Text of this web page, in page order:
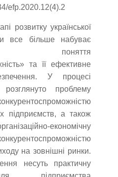
efp.2020.12(4).2
розвитку української
все більше набуває
поняття
та її ефективне
У процесі
проблему
підприємств, а також
економічну
на зовнішні ринки.
несуть практичну